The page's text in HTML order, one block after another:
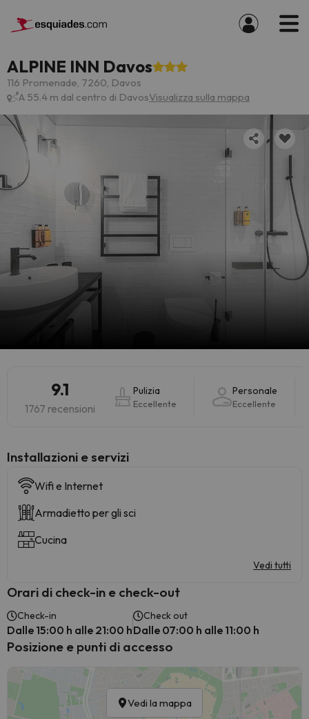
ALPINE INN Davos
116 Promenade, 7260, Davos
A 55.4 m dal centro di DavosVisualizza sulla mappa
9.1
1767 recensioni
Pulizia
Eccellente
Personale
Eccellente
Installazioni e servizi
Wifi e Internet
Armadietto per gli sci
Cucina
Vedi tutti
Orari di check-in e check-out
Check-in
Dalle 15:00 h alle 21:00 h
Check out
Dalle 07:00 h alle 11:00 h
Posizione e punti di accesso
Vedi la mappa